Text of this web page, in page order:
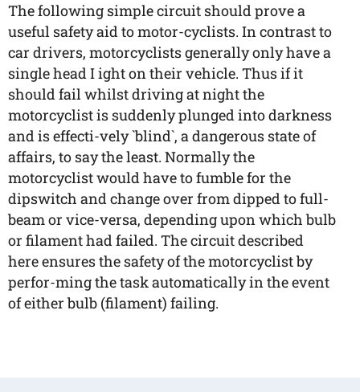
The following simple circuit should prove a
useful safety aid to motor-cyclists. In contrast to
car drivers, motorcyclists generally only have a
single head I ight on their vehicle. Thus if it
should fail whilst driving at night the
motorcyclist is suddenly plunged into darkness
and is effecti-vely `blind`, a dangerous state of
affairs, to say the least. Normally the
motorcyclist would have to fumble for the
dipswitch and change over from dipped to full-
beam or vice-versa, depending upon which bulb
or filament had failed. The circuit described
here ensures the safety of the motorcyclist by
perfor-ming the task automatically in the event
of either bulb (filament) failing.